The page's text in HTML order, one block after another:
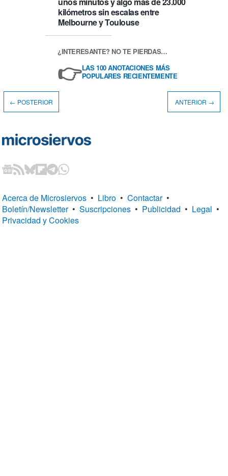
kilómetros sin escalas entre
Melbourne y Toulouse
¿INTERESANTE? NO TE PIERDAS…
👉LAS 100 ANOTACIONES MÁS
POPULARES RECIENTEMENTE
← POSTERIOR ANTERIOR →
Acerca de Microsiervos • Libro • Contactar •
Boletín/Newsletter • Suscripciones • Publicidad • Legal •
Privacidad y Cookies